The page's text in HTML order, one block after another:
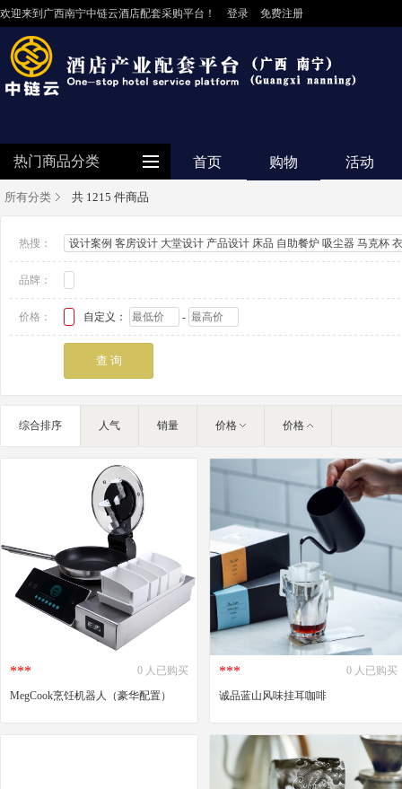
欢迎来到广西南宁中链云酒店配套采购平台！ 登录 免费注册
热门商品分类 首页 购物 活动
餐饮用品
纺织布草
清洁设备
IT智能
装饰配饰
户外营地
礼品团购
所有分类 共 1215 件商品
热搜： 设计案例 客房设计 大堂设计 产品设计 床品 自助餐炉 吸尘器 马克杯
品牌：
价格： 自定义： -
综合排序 人气 销量 价格 价格
***
0 人已购买
MegCook烹饪机器人（豪华配置）
***
0 人已购买
诚品蓝山风味挂耳咖啡